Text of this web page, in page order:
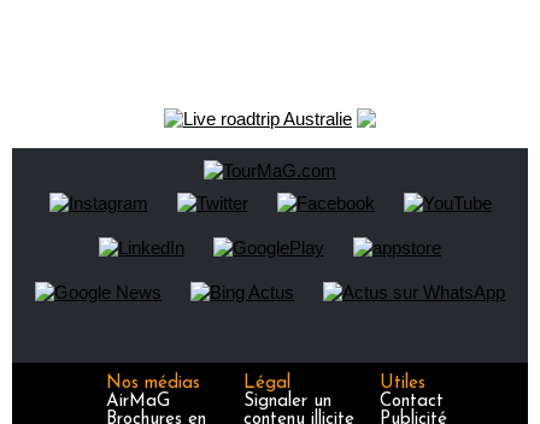
Nos médias
AirMaG
Brochures en
Légal
Signaler un
contenu illicite
Utiles
Contact
Publicité